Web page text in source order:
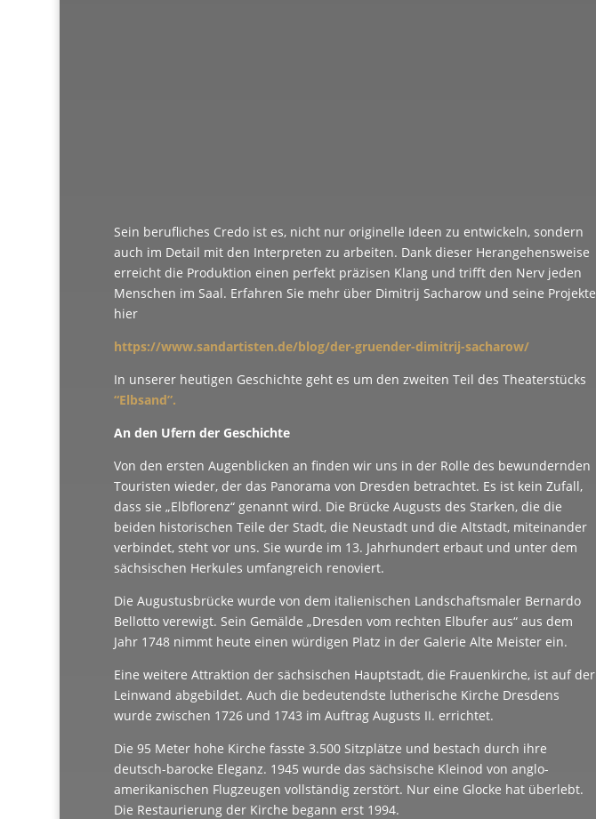
Sein berufliches Credo ist es, nicht nur originelle Ideen zu entwickeln, sondern
auch im Detail mit den Interpreten zu arbeiten. Dank dieser Herangehensweise
erreicht die Produktion einen perfekt präzisen Klang und trifft den Nerv jeden
Menschen im Saal. Erfahren Sie mehr über Dimitrij Sacharow und seine Projekte
hier
https://www.sandartisten.de/blog/der-gruender-dimitrij-sacharow/
In unserer heutigen Geschichte geht es um den zweiten Teil des Theaterstücks
“Elbsand”.
An den Ufern der Geschichte
Von den ersten Augenblicken an finden wir uns in der Rolle des bewundernden
Touristen wieder, der das Panorama von Dresden betrachtet. Es ist kein Zufall,
dass sie „Elbflorenz“ genannt wird. Die Brücke Augusts des Starken, die die
beiden historischen Teile der Stadt, die Neustadt und die Altstadt, miteinander
verbindet, steht vor uns. Sie wurde im 13. Jahrhundert erbaut und unter dem
sächsischen Herkules umfangreich renoviert.
Die Augustusbrücke wurde von dem italienischen Landschaftsmaler Bernardo
Bellotto verewigt. Sein Gemälde „Dresden vom rechten Elbufer aus“ aus dem
Jahr 1748 nimmt heute einen würdigen Platz in der Galerie Alte Meister ein.
Eine weitere Attraktion der sächsischen Hauptstadt, die Frauenkirche, ist auf der
Leinwand abgebildet. Auch die bedeutendste lutherische Kirche Dresdens
wurde zwischen 1726 und 1743 im Auftrag Augusts II. errichtet.
Die 95 Meter hohe Kirche fasste 3.500 Sitzplätze und bestach durch ihre
deutsch-barocke Eleganz. 1945 wurde das sächsische Kleinod von anglo-
amerikanischen Flugzeugen vollständig zerstört. Nur eine Glocke hat überlebt.
Die Restaurierung der Kirche begann erst 1994.